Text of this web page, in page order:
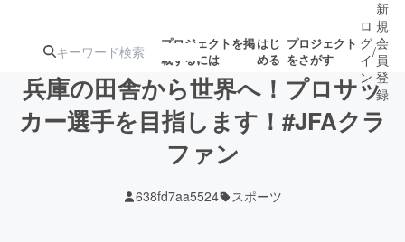
プロジェクトを掲
載するには
はじ
める
プロジェクト
をさがす
注目の新着プロ募集終了が近いプ
ロ
グ
イ
ン
/
新
規
会
員
登
録
兵庫の田舎から世界へ！プロサッ
カー選手を目指します！#JFAクラ
ファン
638fd7aa5524 スポーツ